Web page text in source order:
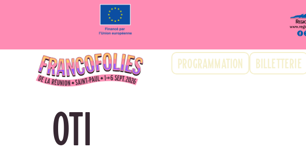
PROGRAMMATION BILLETTERIE
OTI